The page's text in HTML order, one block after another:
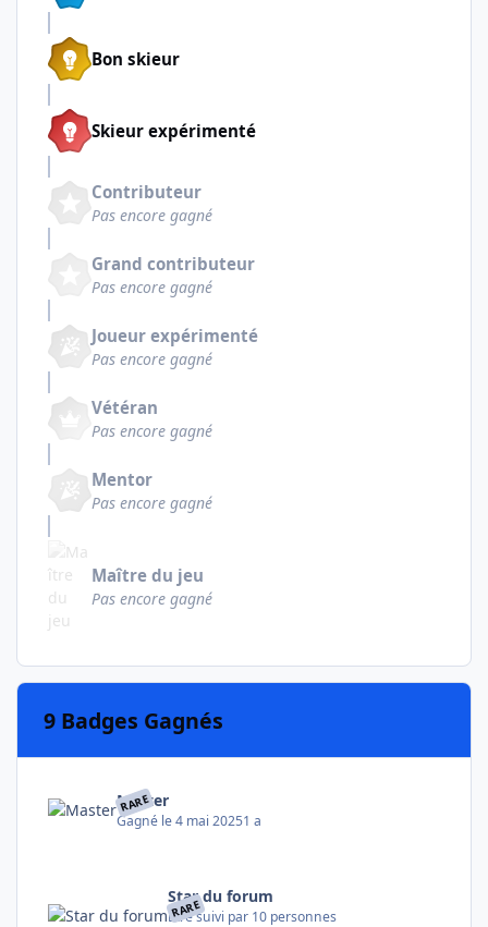
Bon skieur
Skieur expérimenté
Contributeur
Pas encore gagné
Grand contributeur
Pas encore gagné
Joueur expérimenté
Pas encore gagné
Vétéran
Pas encore gagné
Mentor
Pas encore gagné
Maître du jeu
Pas encore gagné
9 Badges Gagnés
RARE
Master
Gagné le 4 mai 20251 a
RARE
Star du forum
Etre suivi par 10 personnes